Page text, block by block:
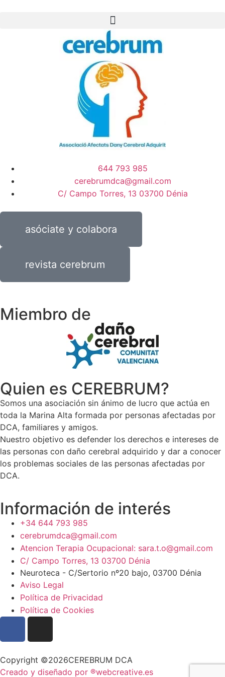
644 793 985
cerebrumdca@gmail.com
C/ Campo Torres, 13 03700 Dénia
asóciate y colabora
revista cerebrum
Miembro de
Quien es CEREBRUM?
Somos una asociación sin ánimo de lucro que actúa en
toda la Marina Alta formada por personas afectadas por
DCA, familiares y amigos.
Nuestro objetivo es defender los derechos e intereses de
las personas con daño cerebral adquirido y dar a conocer
los problemas sociales de las personas afectadas por
DCA.
Información de interés
+34 644 793 985
cerebrumdca@gmail.com
Atencion Terapia Ocupacional: sara.t.o@gmail.com
C/ Campo Torres, 13 03700 Dénia
Neuroteca - C/Sertorio nº20 bajo, 03700 Dénia
Aviso Legal
Política de Privacidad
Política de Cookies
Copyright ©2026CEREBRUM DCA
Creado y diseñado por ®webcreative.es